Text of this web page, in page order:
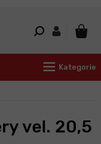
Kategorie
vel. 20,5